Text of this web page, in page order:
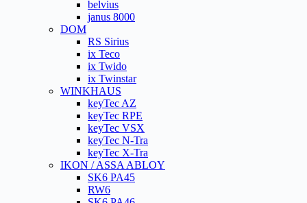
belvius
janus 8000
DOM
RS Sirius
ix Teco
ix Twido
ix Twinstar
WINKHAUS
keyTec AZ
keyTec RPE
keyTec VSX
keyTec N-Tra
keyTec X-Tra
IKON / ASSA ABLOY
SK6 PA45
RW6